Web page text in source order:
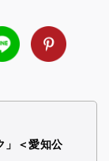
」＜愛知公